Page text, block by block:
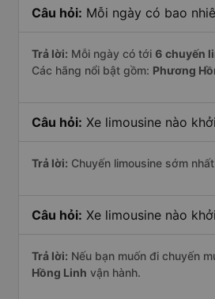
Câu hỏi: Mỗi ngày có bao
Trả lời: Mỗi ngày có tới 6 chuyến
Các hãng nổi bật gồm: Phương
Câu hỏi: Xe limousine nào
Trả lời: Chuyến limousine sớm
Câu hỏi: Xe limousine nào
Trả lời: Nếu bạn muốn đi chuyến
Hồng Linh vận hành.